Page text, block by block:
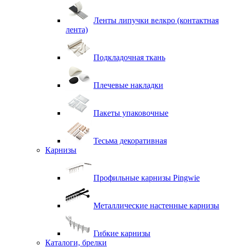
Ленты липучки велкро (контактная
лента)
Подкладочная ткань
Плечевые накладки
Пакеты упаковочные
Тесьма декоративная
Карнизы
Профильные карнизы Pingwie
Металлические настенные карнизы
Гибкие карнизы
Каталоги, брелки